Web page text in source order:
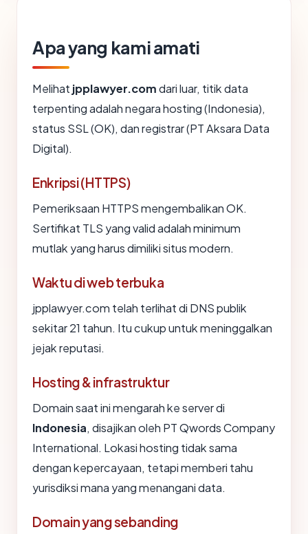
Apa yang kami amati
Melihat jpplawyer.comdari luar, titik data
terpenting adalah negara hosting (Indonesia),
status SSL (OK), dan registrar (PT Aksara Data
Digital).
Enkripsi (HTTPS)
Pemeriksaan HTTPS mengembalikan OK.
Sertifikat TLS yang valid adalah minimum
mutlak yang harus dimiliki situs modern.
Waktu di web terbuka
jpplawyer.com telah terlihat di DNS publik
sekitar 21 tahun. Itu cukup untuk meninggalkan
jejak reputasi.
Hosting & infrastruktur
Domain saat ini mengarah ke server di
Indonesia, disajikan oleh PT Qwords Company
International. Lokasi hosting tidak sama
dengan kepercayaan, tetapi memberi tahu
yurisdiksi mana yang menangani data.
Domain yang sebanding